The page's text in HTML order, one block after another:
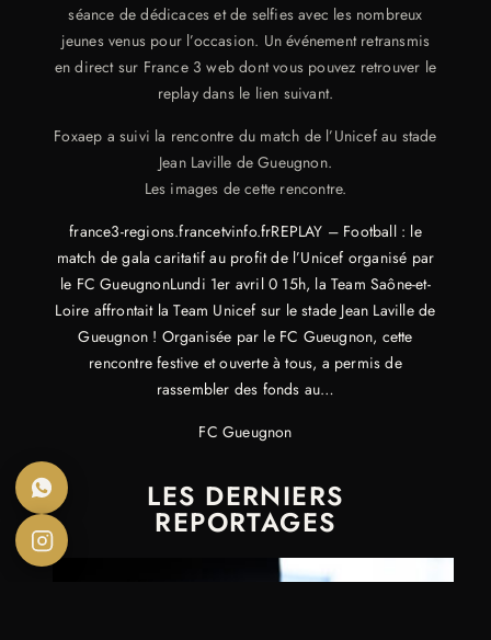
séance de dédicaces et de selfies avec les nombreux
jeunes venus pour l’occasion. Un événement retransmis
en direct sur France 3 web dont vous pouvez retrouver le
replay dans le lien suivant.
Foxaep a suivi la rencontre du match de l’Unicef au stade
Jean Laville de Gueugnon.
Les images de cette rencontre.
france3-regions.francetvinfo.frREPLAY – Football : le
match de gala caritatif au profit de l’Unicef organisé par
le FC GueugnonLundi 1er avril 0 15h, la Team Saône-et-
Loire affrontait la Team Unicef sur le stade Jean Laville de
Gueugnon ! Organisée par le FC Gueugnon, cette
rencontre festive et ouverte à tous, a permis de
rassembler des fonds au…
FC Gueugnon
LES DERNIERS
REPORTAGES